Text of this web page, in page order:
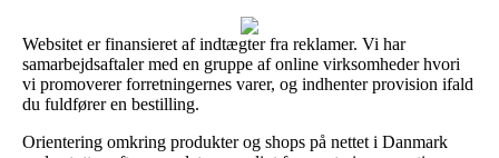
Websitet er finansieret af indtægter fra reklamer. Vi har
samarbejdsaftaler med en gruppe af online virksomheder hvori
vi promoverer forretningernes varer, og indhenter provision ifald
du fuldfører en bestilling.
Orientering omkring produkter og shops på nettet i Danmark